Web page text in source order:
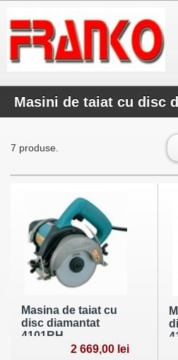
Masini de taiat cu disc
7 produse.
Masina de taiat cu
disc diamantat
4101RH
2 669,00 lei